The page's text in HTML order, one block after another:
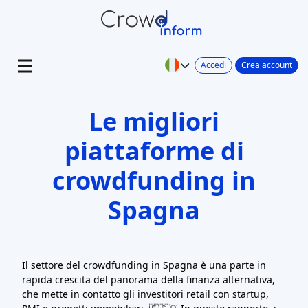
Accedi Crea account
Le migliori
piattaforme di
crowdfunding in
Spagna
Il settore del crowdfunding in Spagna è una parte in
rapida crescita del panorama della finanza alternativa,
che mette in contatto gli investitori retail con startup,